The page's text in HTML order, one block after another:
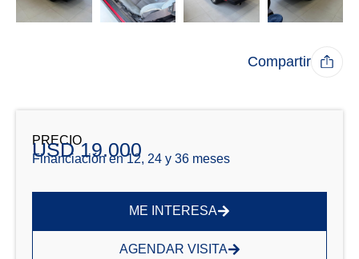
PRECIO
USD 19.000
Financiación en 12, 24 y 36 meses
ME INTERESA
AGENDAR VISITA
Compartir